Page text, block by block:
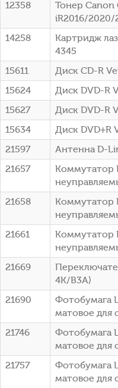
12358
Тонер Canon
iR2016/2020/
14258
Картридж
4345
15611
Диск CD-R
15624
Диск DVD-R
15627
Диск DVD-R
15634
Диск DVD+R
21597
Антенна D-
21657
Коммутатор
21658
Коммутатор
21661
Коммутатор
21669
4K/B3A)
21690
Фотобумага
матовое для
21746
Фотобумага
матовое для
21757
Фотобумага
матовое для